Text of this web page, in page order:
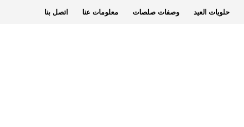
حلويات العيد وصفات صلصات معلومات عنا اتصل بنا